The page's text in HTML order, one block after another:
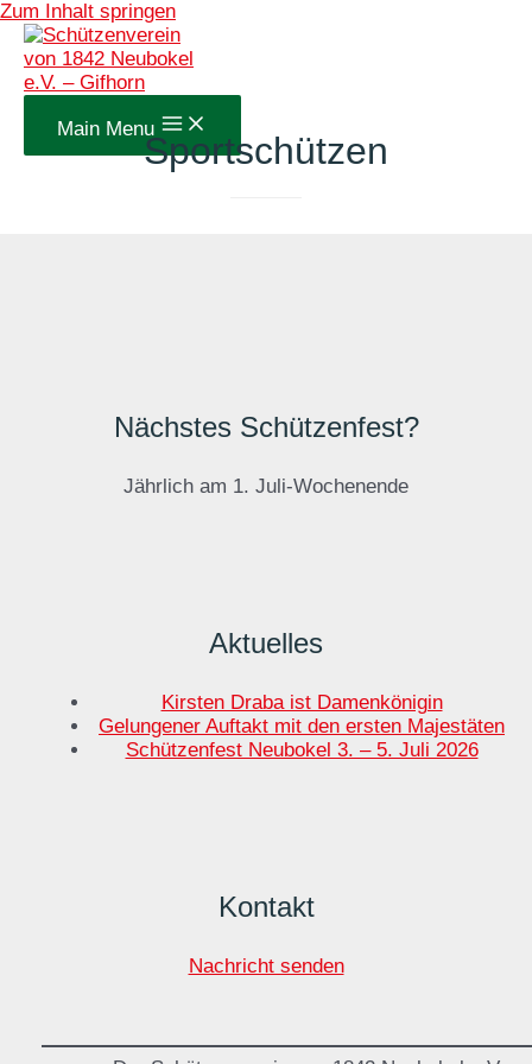
Zum Inhalt springen
Main Menu
Sportschützen
Nächstes Schützenfest?
Jährlich am 1. Juli-Wochenende
Aktuelles
Kirsten Draba ist Damenkönigin
Gelungener Auftakt mit den ersten Majestäten
Schützenfest Neubokel 3. – 5. Juli 2026
Kontakt
Nachricht senden